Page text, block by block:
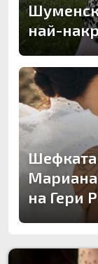
най-
Шефката
на Гери